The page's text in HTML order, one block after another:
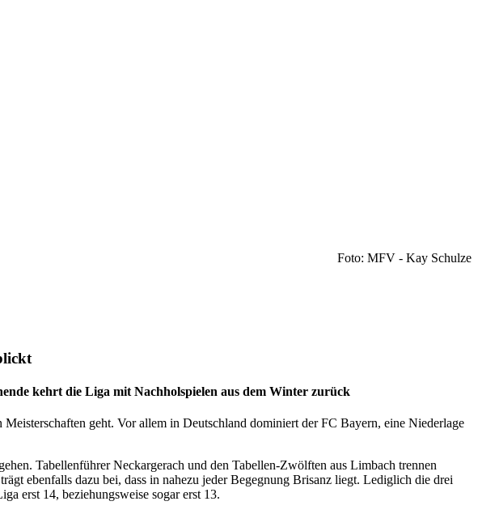
Foto: MFV - Kay Schulze
kehrt die Liga mit Nachholspielen aus dem Winter zurück
geht. Vor allem in Deutschland dominiert der FC Bayern, eine Niederlage
Tabellenführer Neckargerach und den Tabellen-Zwölften aus Limbach trennen
ebenfalls dazu bei, dass in nahezu jeder Begegnung Brisanz liegt. Lediglich die drei
erst 14, beziehungsweise sogar erst 13.